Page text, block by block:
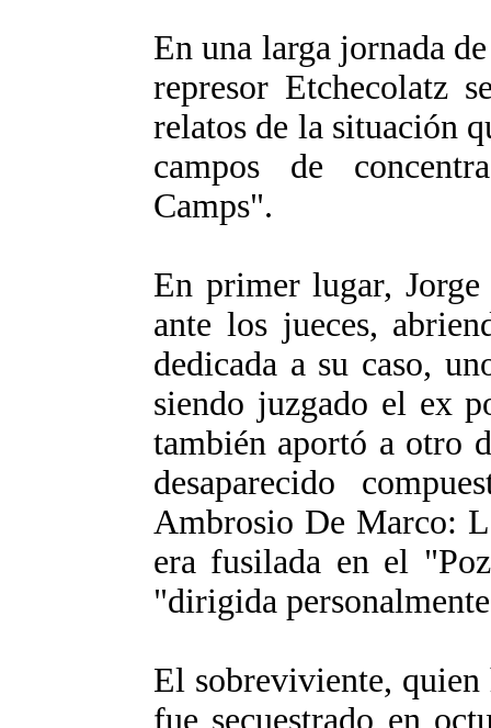
En una larga jornada
represor Etchecolatz
relatos de la situación
campos de
Camps".
En primer lugar,
ante los jueces,
dedicada a su caso,
siendo juzgado el ex
también aportó a otro
desaparecido
Ambrosio De Marco:
era fusilada en el
"dirigida
El sobreviviente, quien
fue secuestrado en